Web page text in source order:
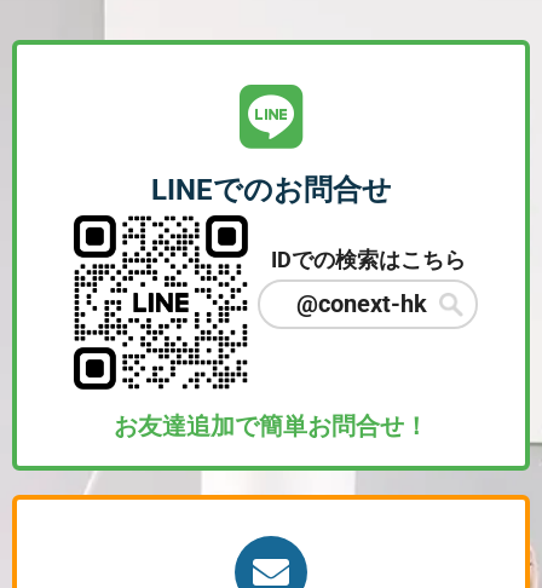
LINEでのお問合せ
IDでの検索はこちら
@conext-hk
お友達追加で簡単お問合せ！